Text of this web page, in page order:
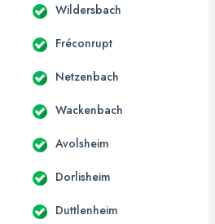
Wildersbach
Fréconrupt
Netzenbach
Wackenbach
Avolsheim
Dorlisheim
Duttlenheim